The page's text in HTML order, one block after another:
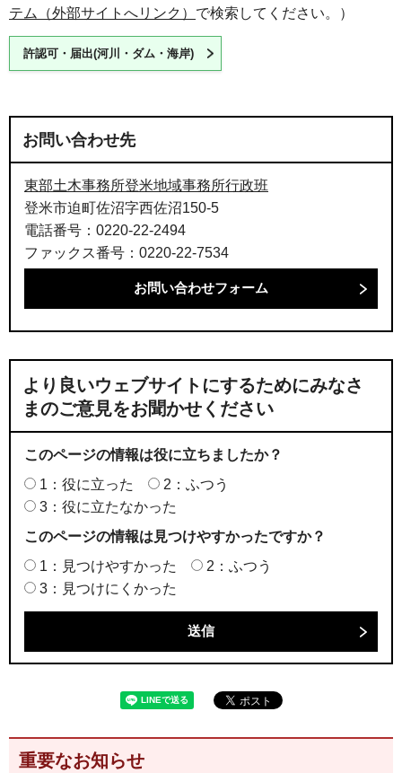
テム（外部サイトへリンク） で検索してください。）
許認可・届出(河川・ダム・海岸)
お問い合わせ先
東部土木事務所登米地域事務所行政班
登米市迫町佐沼字西佐沼150-5
電話番号：0220-22-2494
ファックス番号：0220-22-7534
より良いウェブサイトにするためにみなさ
まのご意見をお聞かせください
このページの情報は役に立ちましたか？
1：役に立った
2：ふつう
3：役に立たなかった
このページの情報は見つけやすかったですか？
1：見つけやすかった
2：ふつう
3：見つけにくかった
重要なお知らせ